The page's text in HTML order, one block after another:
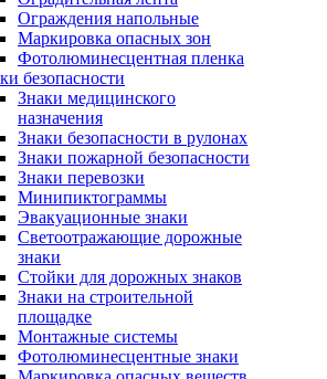
Ограждения напольные
Маркировка опасных зон
Фотолюминесцентная пленка
безопасности
Знаки медицинского
назначения
Знаки безопасности в рулонах
Знаки пожарной безопасности
Знаки перевозки
Минипиктограммы
Эвакуационные знаки
Светоотражающие дорожные
знаки
Стойки для дорожных знаков
Знаки на строительной
площадке
Монтажные системы
Фотолюминесцентные знаки